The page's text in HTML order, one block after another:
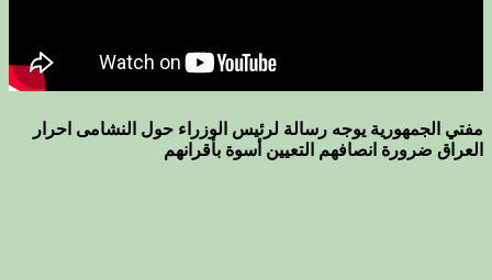
مفتي الجمهورية يوجه رسالة لرئيس الوزراء حول النشامى احرار
العراق ضرورة انصافهم التعيين أسوة بأقرانهم